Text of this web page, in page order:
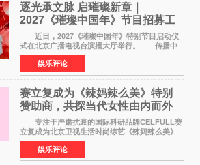
逐光承文脉 启璀璨新章｜
2027《璀璨中国年》节目招募工
作圆满启动
近日，2027《璀璨中国年》特别节目启动仪
式在北京广播电视台演播大厅举行。 传播中
华优秀传统文化，弘扬纯正国风艺术，打造高规
格、高质感、正能量的文艺盛典，是璀璨中国年
矢志不渝的初心
娱乐评论
赛立复成为《辣妈辣么美》特别
赞助商，共探当代女性由内而外
活力美
专注于严肃抗衰的国际科研品牌CELFULL赛
立复成为北京卫视生活时尚综艺《辣妈辣么美》
的特别赞助商,明星辣妈袁咏仪倾情参与，向广大
都市女性传递健康生活新主张，寄语当代女性在
家庭与自我之间
娱乐评论